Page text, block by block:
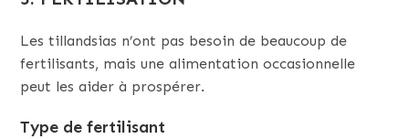
Les tillandsias n’ont pas besoin de beaucoup de
fertilisants, mais une alimentation occasionnelle
peut les aider à prospérer.
Type de fertilisant